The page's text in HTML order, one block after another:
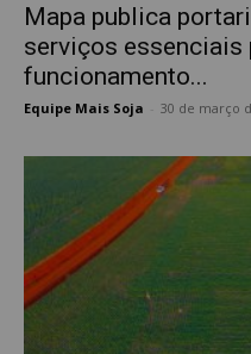
Mapa publica
serviços essenciais
funcionamento...
Equipe Mais Soja 30 de março